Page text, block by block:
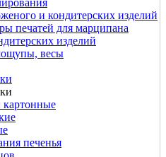
и кондитерских изделий
печатей для марципана
изделий
весы
печенья